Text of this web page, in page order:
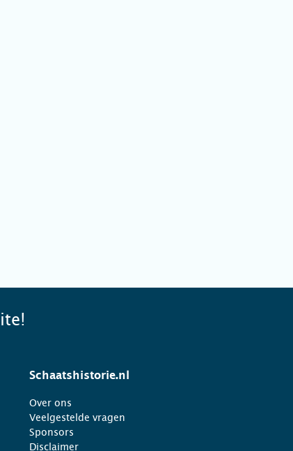
Schaatshistorie.nl
Over ons
Veelgestelde vragen
Sponsors
Disclaimer